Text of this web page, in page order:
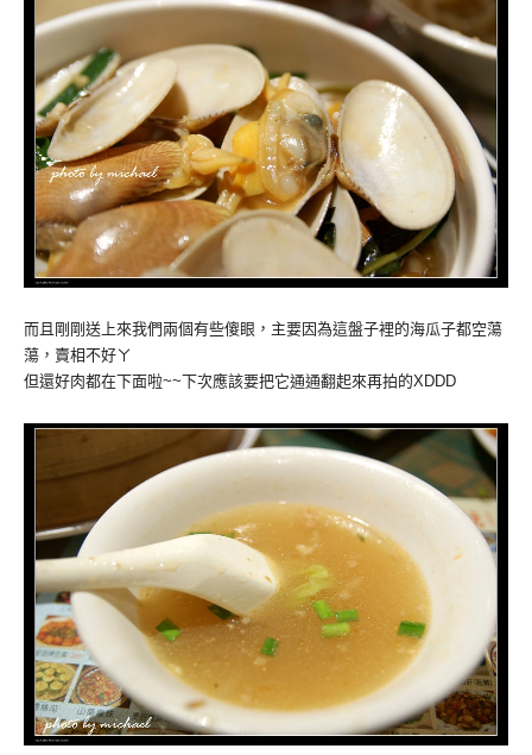
而且剛剛送上來我們兩個有些傻眼，主要因為這盤子裡的海瓜子都空蕩
蕩，賣相不好ㄚ
但還好肉都在下面啦~~下次應該要把它通通翻起來再拍的XDDD